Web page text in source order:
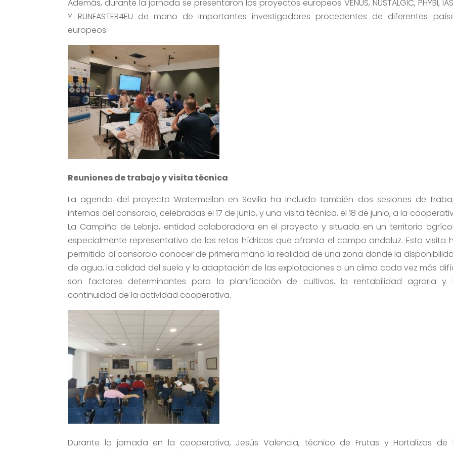
Además, durante la jornada se presentaron los proyectos europeos VENUS, NUSTALGIC, PHYBI,
Y RUNFASTER4EU de mano de importantes investigadores procedentes de diferentes
europeos.
Reuniones de trabajo y visita técnica
La agenda del proyecto Watermellon en Sevilla ha incluido también dos sesiones de
internas del consorcio, celebradas el 17 de junio, y una visita técnica, el 18 de junio, a la
La Campiña de Lebrija, entidad colaboradora en el proyecto y situada en un territorio
especialmente representativo de los retos hídricos que afronta el campo andaluz. Esta visita
permitido al consorcio conocer de primera mano la realidad de una zona donde la
de agua, la calidad del suelo y la adaptación de las explotaciones a un clima cada vez más
son factores determinantes para la planificación de cultivos, la rentabilidad agraria y
continuidad de la actividad cooperativa.
Durante la jornada en la cooperativa, Jesús Valencia, técnico de Frutas y Hortalizas de